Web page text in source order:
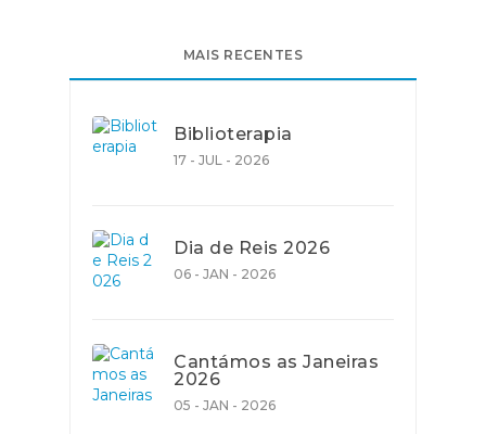
MAIS RECENTES
Biblioterapia
17 - JUL - 2026
Dia de Reis 2026
06 - JAN - 2026
Cantámos as Janeiras
2026
05 - JAN - 2026